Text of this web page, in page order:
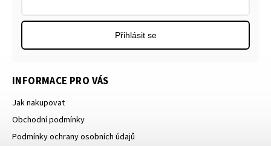
INFORMACE PRO VÁS
Jak nakupovat
Obchodní podmínky
Podmínky ochrany osobních údajů
Přihlásit se